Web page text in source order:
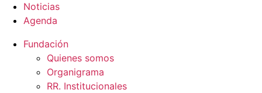
Noticias
Agenda
Fundación
Quienes somos
Organigrama
RR. Institucionales